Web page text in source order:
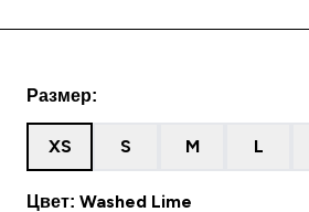
Размер:
XS S M L
Цвет: Washed Lime